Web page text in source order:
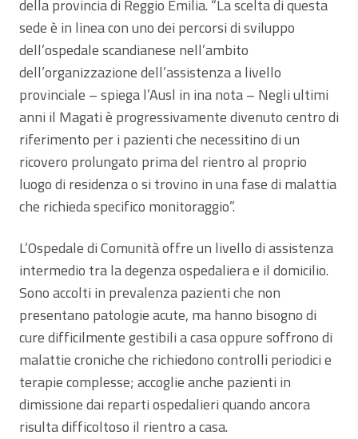
della provincia di Reggio Emilia. “La scelta di questa
sede è in linea con uno dei percorsi di sviluppo
dell’ospedale scandianese nell’ambito
dell’organizzazione dell’assistenza a livello
provinciale – spiega l’Ausl in ina nota – Negli ultimi
anni il Magati è progressivamente divenuto centro di
riferimento per i pazienti che necessitino di un
ricovero prolungato prima del rientro al proprio
luogo di residenza o si trovino in una fase di malattia
che richieda specifico monitoraggio”.
L’Ospedale di Comunità offre un livello di assistenza
intermedio tra la degenza ospedaliera e il domicilio.
Sono accolti in prevalenza pazienti che non
presentano patologie acute, ma hanno bisogno di
cure difficilmente gestibili a casa oppure soffrono di
malattie croniche che richiedono controlli periodici e
terapie complesse; accoglie anche pazienti in
dimissione dai reparti ospedalieri quando ancora
risulta difficoltoso il rientro a casa.